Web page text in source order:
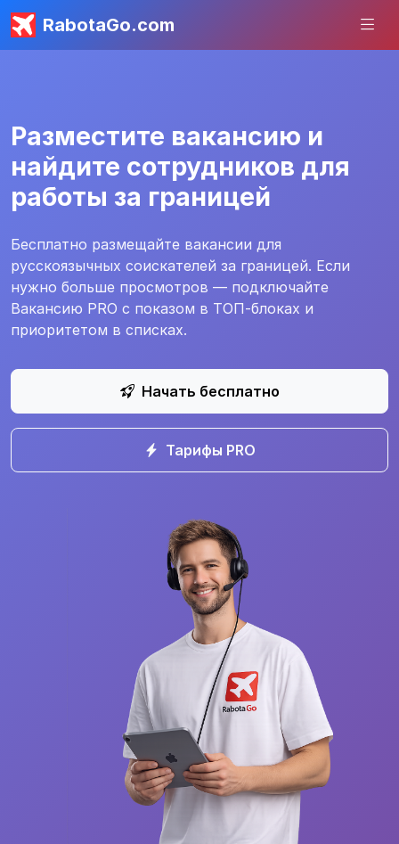
RabotaGo.com
Разместите вакансию и
найдите сотрудников для
работы за границей
Бесплатно размещайте вакансии для
русскоязычных соискателей за границей. Если
нужно больше просмотров — подключайте
Вакансию PRO с показом в ТОП-блоках и
приоритетом в списках.
Начать бесплатно
Тарифы PRO